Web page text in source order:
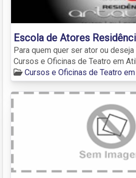
Escola de Atores
Para quem quer ser ator ou
Cursos e Oficinas de Teatro em
Cursos e Oficinas de Teatro